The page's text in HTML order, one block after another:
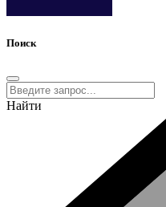
Поиск
Найти